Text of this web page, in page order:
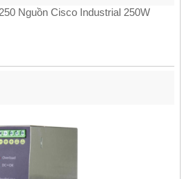
Nguồn Cisco Industrial 250W